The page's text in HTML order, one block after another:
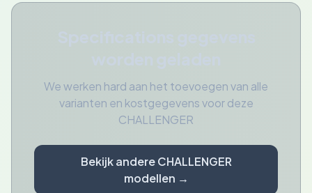
We werken hard aan het toevoegen van alle
varianten en kostgegevens voor deze
CHALLENGER
Bekijk andere CHALLENGER
modellen →